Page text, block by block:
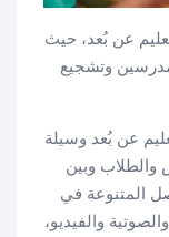
عن بُعد، حيث
وتشجيع
عن بُعد وسيلة
والطلاب وبين
المتنوعة في
والفيديو،